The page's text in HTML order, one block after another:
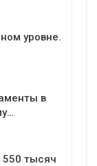
уровне.
в
тысяч